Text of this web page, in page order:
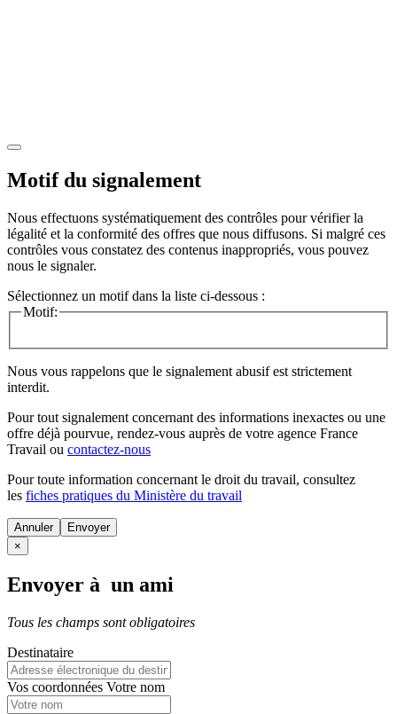
Motif du signalement
Nous effectuons systématiquement des contrôles pour vérifier la
légalité et la conformité des offres que nous diffusons. Si malgré ces
contrôles vous constatez des contenus inappropriés, vous pouvez
nous le signaler.
Sélectionnez un motif dans la liste ci-dessous :
Motif:
Nous vous rappelons que le signalement abusif est strictement
interdit.
Pour tout signalement concernant des informations inexactes ou une
offre déjà pourvue, rendez-vous auprès de votre agence France
Travail ou contactez-nous
Pour toute information concernant le droit du travail, consultez
les fiches pratiques du Ministère du travail
Annuler
×
Envoyer à un ami
Tous les champs sont obligatoires
Destinataire
Vos coordonnées Votre nom